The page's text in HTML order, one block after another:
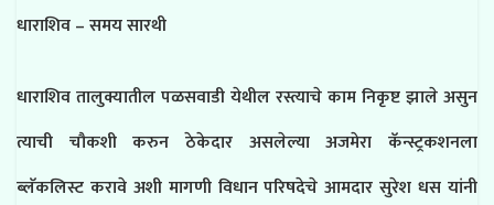
धाराशिव – समय सारथी
धाराशिव तालुक्यातील पळसवाडी येथील रस्त्याचे काम निकृष्ट झाले असुन
त्याची चौकशी करुन ठेकेदार असलेल्या अजमेरा कॅन्स्ट्रकशनला
ब्लॅकलिस्ट करावे अशी मागणी विधान परिषदेचे आमदार सुरेश धस यांनी